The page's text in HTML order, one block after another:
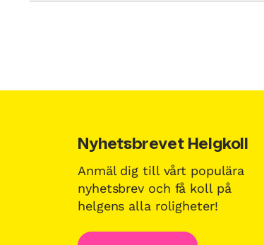
Nyhetsbrevet Helgkoll
Anmäl dig till vårt populära
nyhetsbrev och få koll på
helgens alla roligheter!